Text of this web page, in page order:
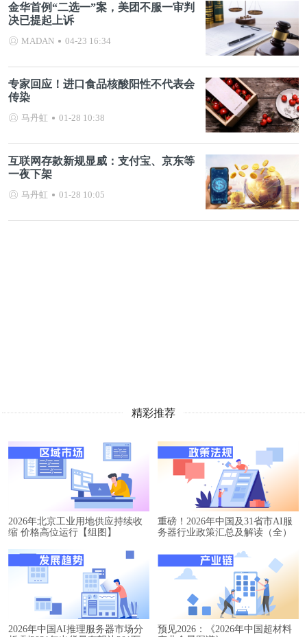
金华首例“二选一”案，美团不服一审判
决已提起上诉
MADAN 04-23 16:34
专家回应！进口食品核酸阳性不代表会
传染
马丹虹 01-28 10:38
互联网存款新规显威：支付宝、京东等
一夜下架
马丹虹 01-28 10:05
精彩推荐
2026年北京工业用地供应持续收
缩 价格高位运行【组图】
重磅！2026年中国及31省市AI服
务器行业政策汇总及解读（全）
2026年中国AI推理服务器市场分
预见2026：《2026年中国超材料